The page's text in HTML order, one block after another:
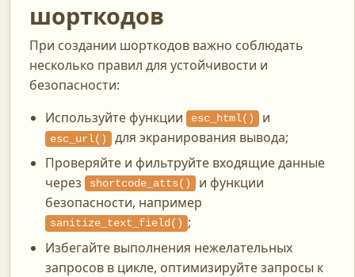
шорткодов
При создании шорткодов важно соблюдать
несколько правил для устойчивости и
безопасности:
Используйте функции
esc_html() и
esc_url() для экранирования вывода;
Проверяйте и фильтруйте входящие данные
через
shortcode_atts() и функции
безопасности, например
sanitize_text_field() ;
Избегайте выполнения нежелательных
запросов в цикле, оптимизируйте запросы к